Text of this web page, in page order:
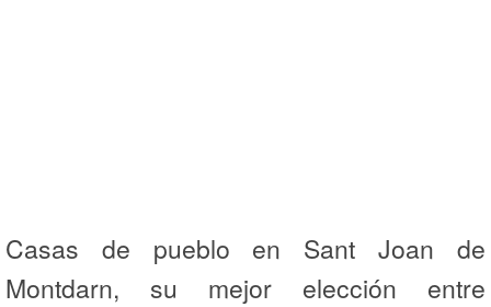
Casas de pueblo en Sant Joan de
Montdarn, su mejor elección entre